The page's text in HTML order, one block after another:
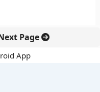
Page
App